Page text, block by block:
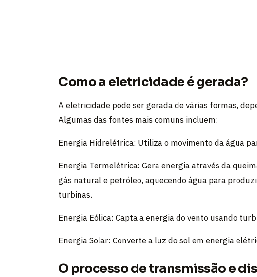
Como a eletricidade é gerada?
A eletricidade pode ser gerada de várias formas,
Algumas das fontes mais comuns incluem:
Energia Hidrelétrica: Utiliza o movimento da água
Energia Termelétrica: Gera energia através da
gás natural e petróleo, aquecendo água para
turbinas.
Energia Eólica: Capta a energia do vento usando
Energia Solar: Converte a luz do sol em energia
O processo de transmissão e